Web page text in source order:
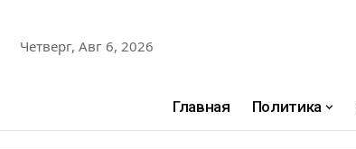
Четверг, Авг 6, 2026
Главная Политика